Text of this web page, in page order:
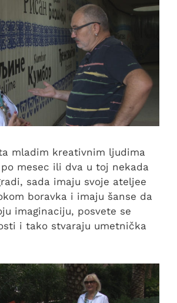
mladim kreativnim ljudima
mesec ili dva u toj nekada
sada imaju svoje ateljee
boravka i imaju šanse da
imaginaciju, posvete se
i tako stvaraju umetnička